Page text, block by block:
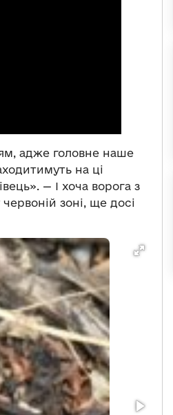
адже головне наше
на ці
— І хоча ворога з
зоні, ще досі